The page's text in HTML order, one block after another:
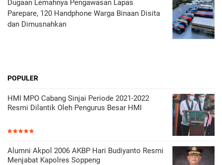
Dugaan Lemahnya Pengawasan Lapas
Parepare, 120 Handphone Warga Binaan Disita
dan Dimusnahkan
POPULER
HMI MPO Cabang Sinjai Periode 2021-2022
Resmi Dilantik Oleh Pengurus Besar HMI
Alumni Akpol 2006 AKBP Hari Budiyanto Resmi
Menjabat Kapolres Soppeng